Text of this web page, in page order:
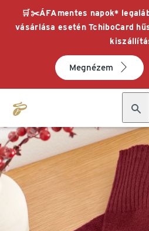
🛒✂️ÁFAmentes napok*
vásárlása esetén TchiboCard
Megnézem